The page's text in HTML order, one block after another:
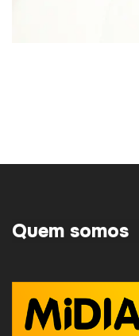
Quem somos